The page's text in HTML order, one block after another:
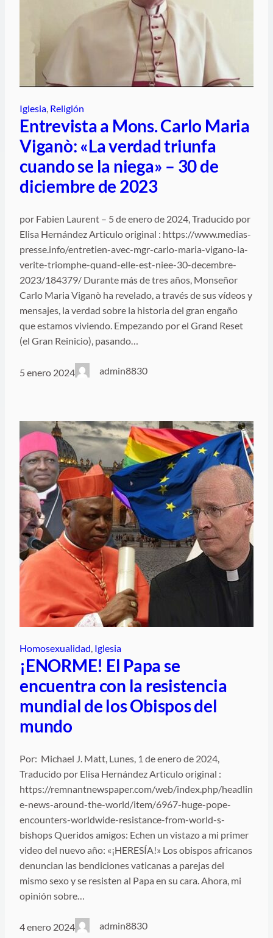
Iglesia, Religión
Entrevista a Mons. Carlo Maria
Viganò: «La verdad triunfa
cuando se la niega» – 30 de
diciembre de 2023
por Fabien Laurent – 5 de enero de 2024, Traducido por
Elisa Hernández Articulo original : https://www.medias-
presse.info/entretien-avec-mgr-carlo-maria-vigano-la-
verite-triomphe-quand-elle-est-niee-30-decembre-
2023/184379/ Durante más de tres años, Monseñor
Carlo Maria Viganò ha revelado, a través de sus vídeos y
mensajes, la verdad sobre la historia del gran engaño
que estamos viviendo. Empezando por el Grand Reset
(el Gran Reinicio), pasando…
5 enero 2024 admin8830
Homosexualidad, Iglesia
¡ENORME! El Papa se
encuentra con la resistencia
mundial de los Obispos del
mundo
Por: Michael J. Matt, Lunes, 1 de enero de 2024,
Traducido por Elisa Hernández Articulo original :
https://remnantnewspaper.com/web/index.php/headlin
e-news-around-the-world/item/6967-huge-pope-
encounters-worldwide-resistance-from-world-s-
bishops Queridos amigos: Echen un vistazo a mi primer
video del nuevo año: «¡HERESÍA!» Los obispos africanos
denuncian las bendiciones vaticanas a parejas del
mismo sexo y se resisten al Papa en su cara. Ahora, mi
opinión sobre…
4 enero 2024 admin8830